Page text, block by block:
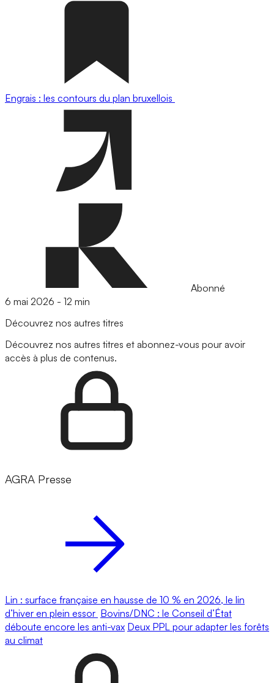
Engrais : les contours du plan bruxellois
Abonné
6 mai 2026 - 12 min
Découvrez nos autres titres
Découvrez nos autres titres et abonnez-vous pour avoir
accès à plus de contenus.
AGRA Presse
Lin : surface française en hausse de 10 % en 2026, le lin
d’hiver en plein essor Bovins/DNC : le Conseil d’État
déboute encore les anti-vax Deux PPL pour adapter les forêts
au climat